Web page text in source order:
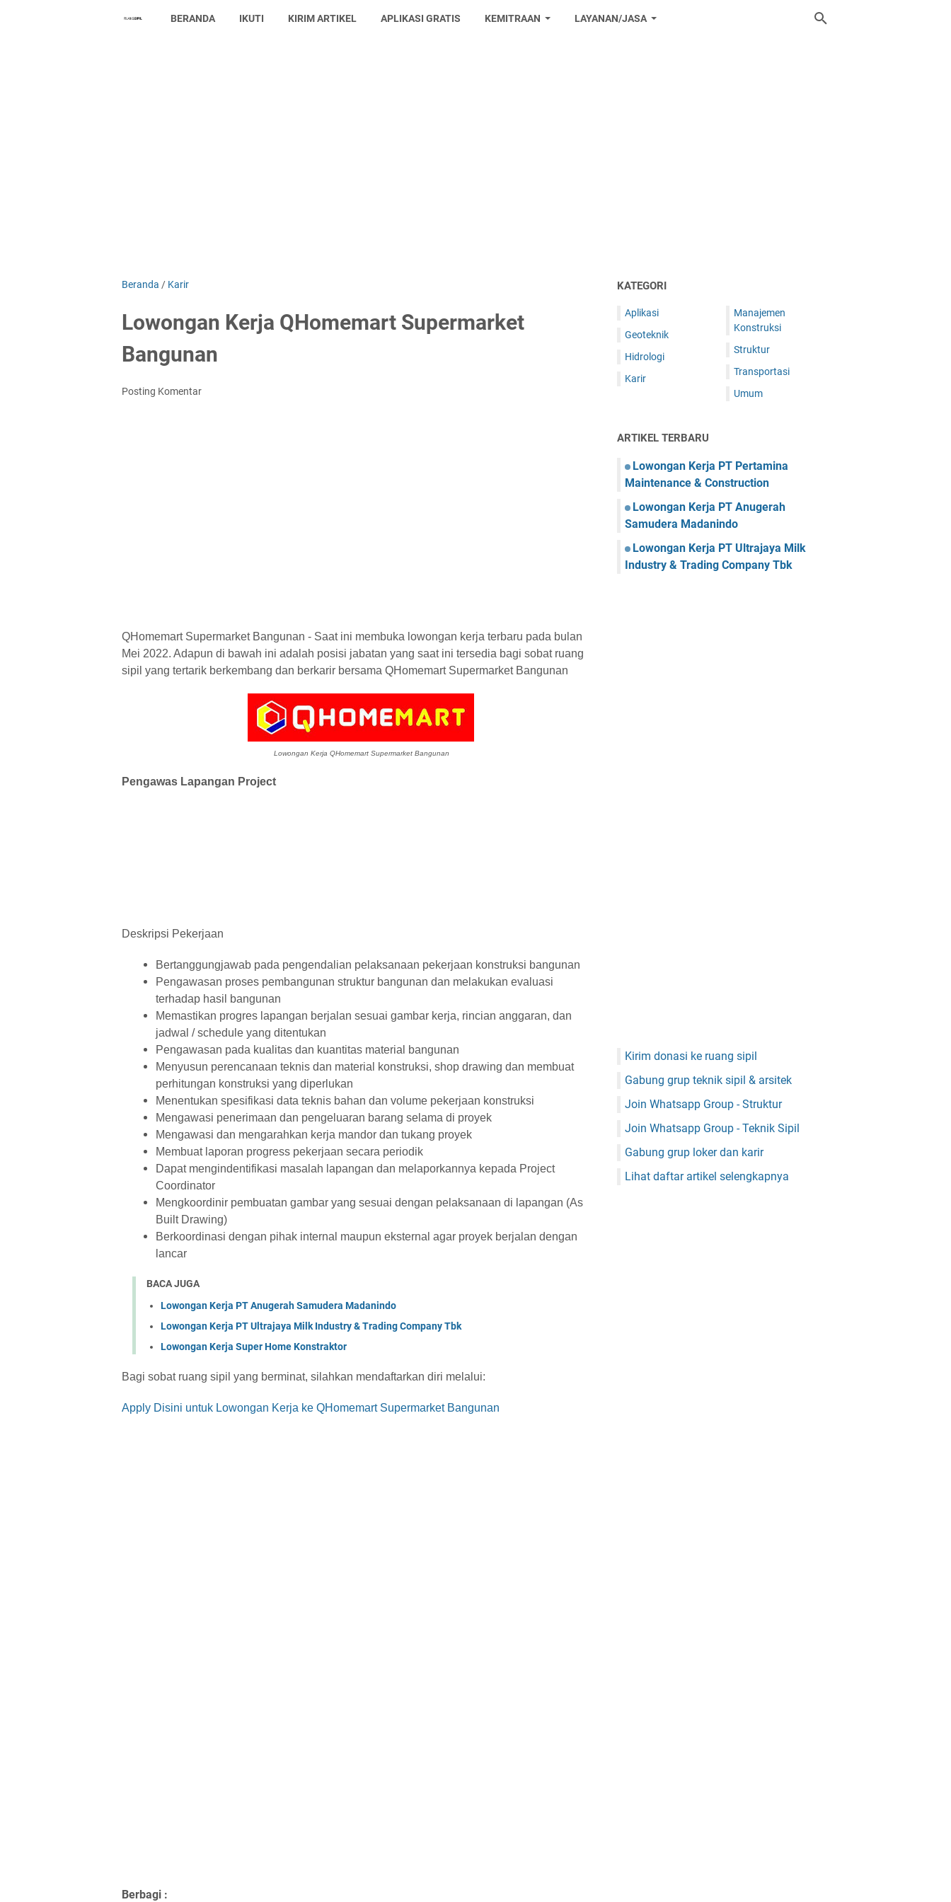
BERANDA IKUTI KIRIM ARTIKEL APLIKASI GRATIS KEMITRAAN LAYANAN/JASA
Beranda / Karir
Lowongan Kerja QHomemart Supermarket
Bangunan
Posting Komentar
QHomemart Supermarket Bangunan - Saat ini membuka lowongan kerja terbaru pada bulan
Mei 2022. Adapun di bawah ini adalah posisi jabatan yang saat ini tersedia bagi sobat ruang
sipil yang tertarik berkembang dan berkarir bersama QHomemart Supermarket Bangunan
Lowongan Kerja QHomemart Supermarket Bangunan
Pengawas Lapangan Project
Deskripsi Pekerjaan
Bertanggungjawab pada pengendalian pelaksanaan pekerjaan konstruksi bangunan
Pengawasan proses pembangunan struktur bangunan dan melakukan evaluasi
terhadap hasil bangunan
Memastikan progres lapangan berjalan sesuai gambar kerja, rincian anggaran, dan
jadwal / schedule yang ditentukan
Pengawasan pada kualitas dan kuantitas material bangunan
Menyusun perencanaan teknis dan material konstruksi, shop drawing dan membuat
perhitungan konstruksi yang diperlukan
Menentukan spesifikasi data teknis bahan dan volume pekerjaan konstruksi
Mengawasi penerimaan dan pengeluaran barang selama di proyek
Mengawasi dan mengarahkan kerja mandor dan tukang proyek
Membuat laporan progress pekerjaan secara periodik
Dapat mengindentifikasi masalah lapangan dan melaporkannya kepada Project
Coordinator
Mengkoordinir pembuatan gambar yang sesuai dengan pelaksanaan di lapangan (As
Built Drawing)
Berkoordinasi dengan pihak internal maupun eksternal agar proyek berjalan dengan
lancar
BACA JUGA
Lowongan Kerja PT Anugerah Samudera Madanindo
Lowongan Kerja PT Ultrajaya Milk Industry & Trading Company Tbk
Lowongan Kerja Super Home Konstraktor
Bagi sobat ruang sipil yang berminat, silahkan mendaftarkan diri melalui:
Apply Disini untuk Lowongan Kerja ke QHomemart Supermarket Bangunan
Berbagi :
KATEGORI
Aplikasi
Geoteknik
Hidrologi
Karir
Manajemen
Konstruksi
Struktur
Transportasi
Umum
ARTIKEL TERBARU
Lowongan Kerja PT Pertamina
Maintenance & Construction
Lowongan Kerja PT Anugerah
Samudera Madanindo
Lowongan Kerja PT Ultrajaya Milk
Industry & Trading Company Tbk
Kirim donasi ke ruang sipil
Gabung grup teknik sipil & arsitek
Join Whatsapp Group - Struktur
Join Whatsapp Group - Teknik Sipil
Gabung grup loker dan karir
Lihat daftar artikel selengkapnya